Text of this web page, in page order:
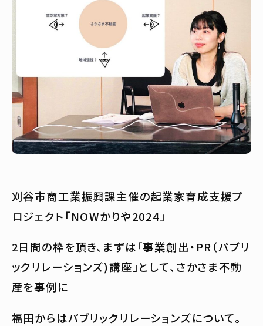
刈谷市商工業振興課主催の起業家育成支援プ
ロジェクト「NOWかりや2024」
2日間の枠を頂き、まずは「事業創出・PR（パブリ
ックリレーションズ)講座」として、さかさま不動
産を事例に
福田からはパブリックリレーションズについて。